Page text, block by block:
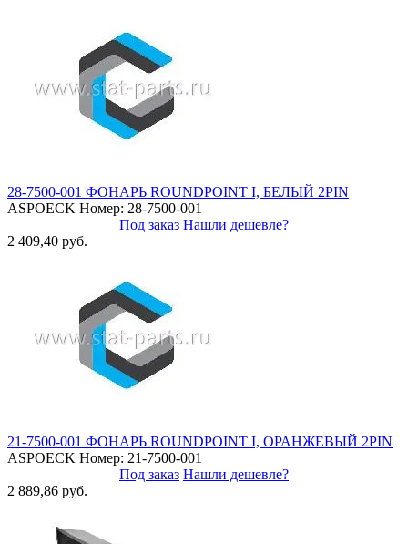
28-7500-001 ФОНАРЬ ROUNDPOINT I, БЕЛЫЙ 2PIN
ASPOECK Номер: 28-7500-001
Под заказ Нашли дешевле?
2 409,40 руб.
21-7500-001 ФОНАРЬ ROUNDPOINT I, ОРАНЖЕВЫЙ 2PIN
ASPOECK Номер: 21-7500-001
Под заказ Нашли дешевле?
2 889,86 руб.